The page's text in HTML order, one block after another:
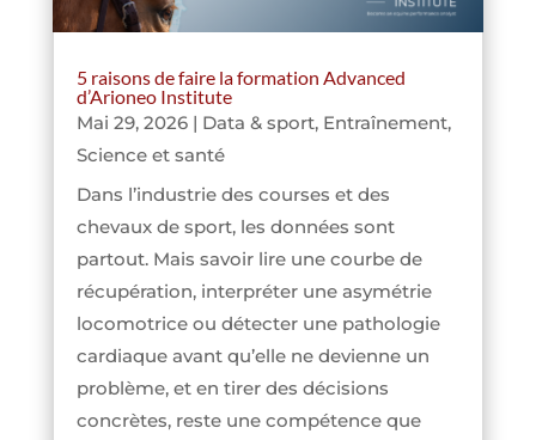
5 raisons de faire la formation Advanced
d’Arioneo Institute
Mai 29, 2026| Data & sport, Entraînement,
Science et santé
Dans l’industrie des courses et des
chevaux de sport, les données sont
partout. Mais savoir lire une courbe de
récupération, interpréter une asymétrie
locomotrice ou détecter une pathologie
cardiaque avant qu’elle ne devienne un
problème, et en tirer des décisions
concrètes, reste une compétence que